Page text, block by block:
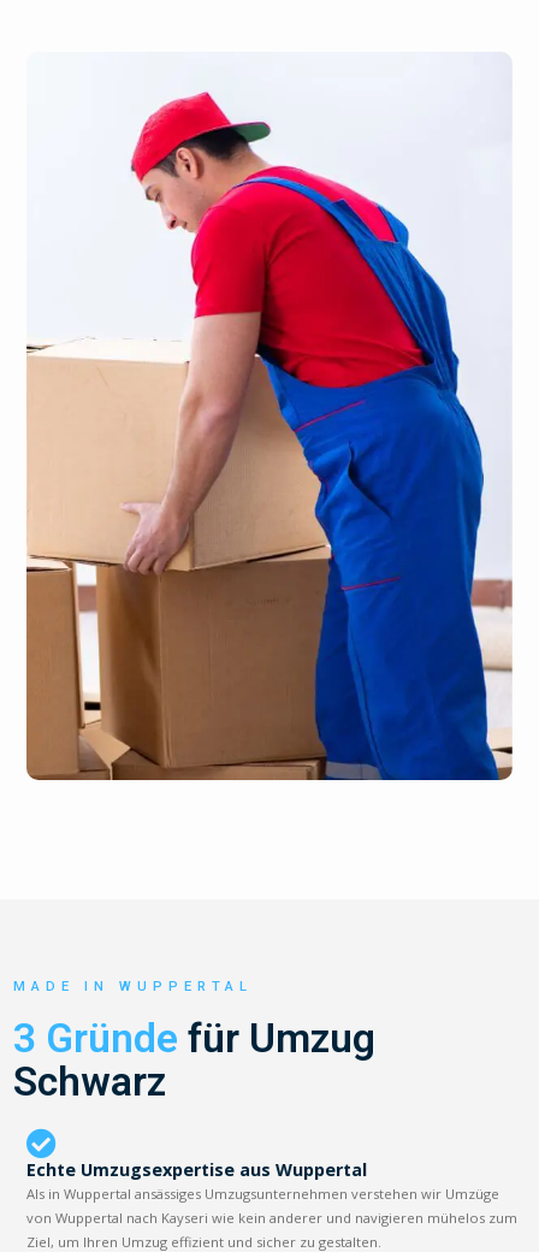
MADE IN WUPPERTAL
3 Gründe für Umzug
Schwarz
Echte Umzugsexpertise aus Wuppertal
Als in Wuppertal ansässiges Umzugsunternehmen verstehen wir Umzüge
von Wuppertal nach Kayseri wie kein anderer und navigieren mühelos zum
Ziel, um Ihren Umzug effizient und sicher zu gestalten.